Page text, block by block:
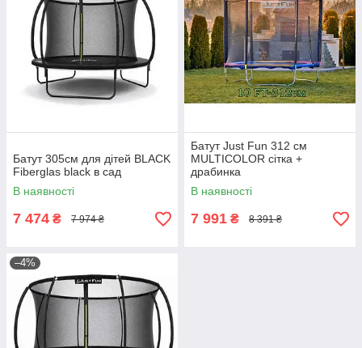
Батут 305см для дітей BLACK
Fiberglas black в сад
В наявності
7 474 ₴ 7 974 ₴
Батут Just Fun 312 см
MULTICOLOR сітка +
драбинка
В наявності
7 991 ₴ 8 391 ₴
–4%